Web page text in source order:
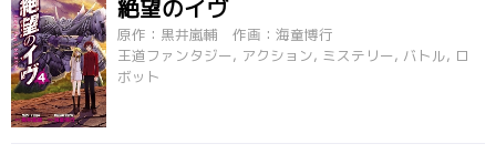
絶望のイヴ
原作：黒井嵐輔 作画：海童博行
王道ファンタジー, アクション, ミステリー, バトル, ロ
ボット